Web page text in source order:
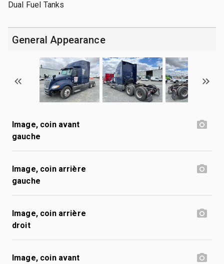
Dual Fuel Tanks
General Appearance
Image, coin avant
gauche
Image, coin arrière
gauche
Image, coin arrière
droit
Image, coin avant